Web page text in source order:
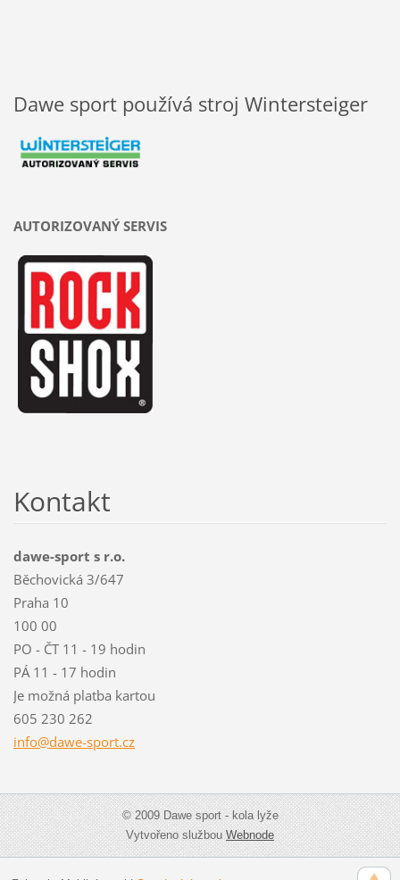
Dawe sport používá stroj Wintersteiger
AUTORIZOVANÝ SERVIS
Kontakt
dawe-sport s r.o.
Běchovická 3/647
Praha 10
100 00
PO - ČT 11 - 19 hodin
PÁ 11 - 17 hodin
Je možná platba kartou
605 230 262
info@dawe-sport.cz
© 2009 Dawe sport - kola lyže
Vytvořeno službouWebnode